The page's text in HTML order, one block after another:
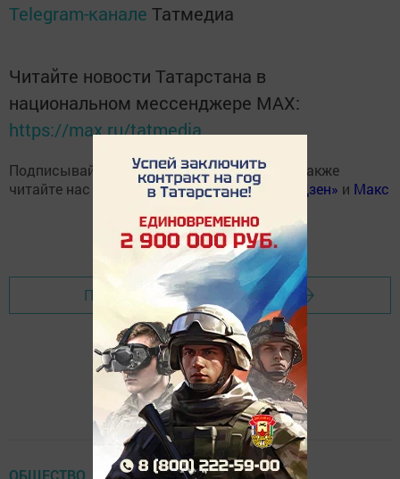
Telegram-канале Татмедиа
Читайте новости Татарстана в
национальном мессенджере MАХ:
https://max.ru/tatmedia
Подписывайтесь на нашTelegram-канал
, а также
читайте нас
Вконтакте,Одноклассниках «Дзен» и Макс
Перейти на страницу новости
ОБЩЕСТВО